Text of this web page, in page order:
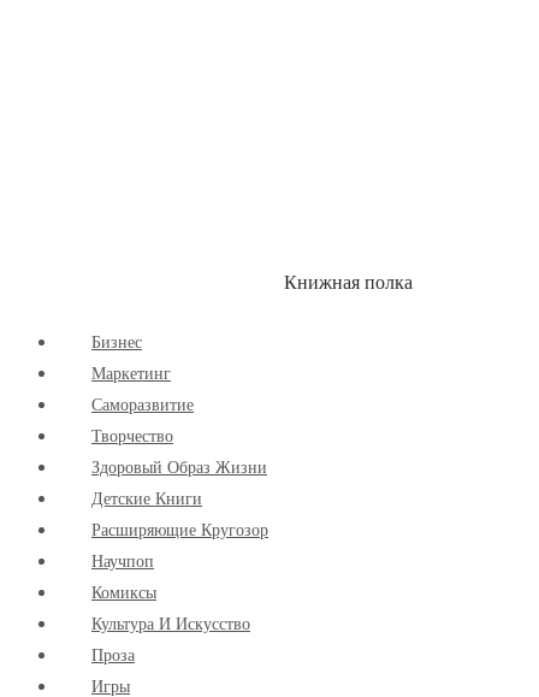
Книжная полка
Бизнес
Маркетинг
Cаморазвитие
Творчество
Здоровый Образ Жизни
Детские Книги
Расширяющие Кругозор
Научпоп
Комиксы
Культура И Искусство
Проза
Игры